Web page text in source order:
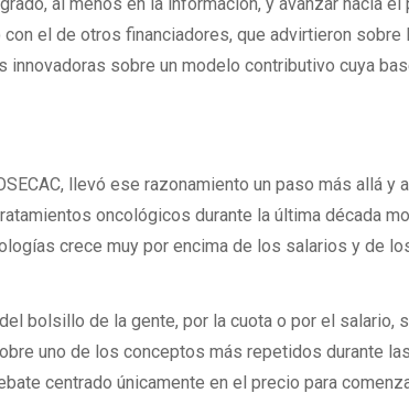
el de otros financiadores, que advirtieron sobre
sobre un modelo contributivo cuya
llevó ese razonamiento un paso más allá y
oncológicos durante la última década
crece muy por encima de los salarios y de
bolsillo de la gente, por la cuota o por el salario,
uno de los conceptos más repetidos durante las
centrado únicamente en el precio para